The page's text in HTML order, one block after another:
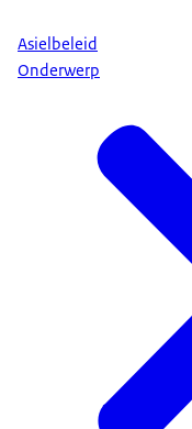
Asielbeleid
Onderwerp